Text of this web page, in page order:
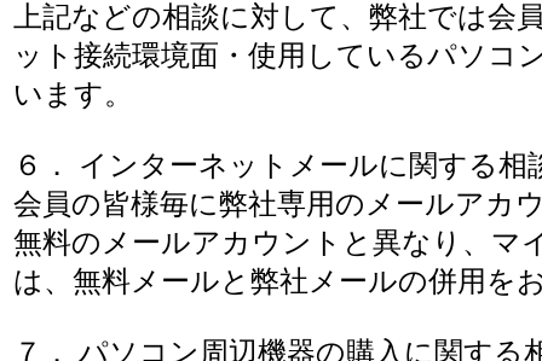
上記などの相談に対して、弊社では
ット接続環境面・使用しているパソコ
います。
６． インターネットメールに関する相
会員の皆様毎に弊社専用のメールアカ
無料のメールアカウントと異なり、マ
は、無料メールと弊社メールの併用を
７． パソコン周辺機器の購入に関する